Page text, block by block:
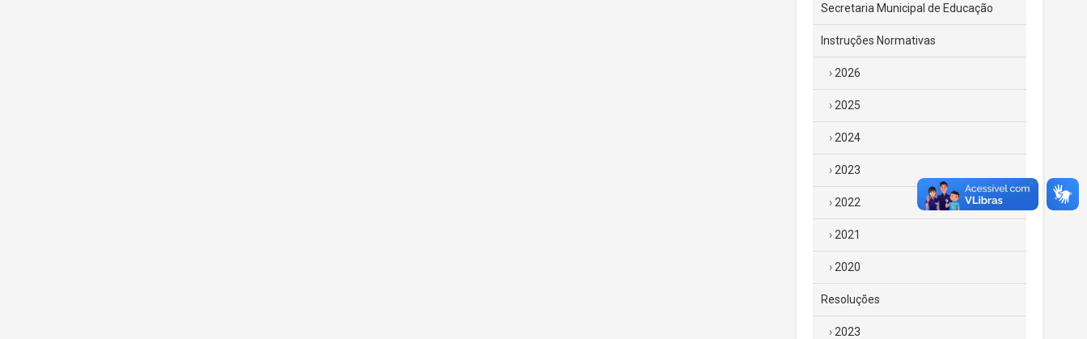
Secretaria Municipal de Educação
Instruções Normativas
2026
2025
2024
2023
2022
2021
2020
Resoluções
2023